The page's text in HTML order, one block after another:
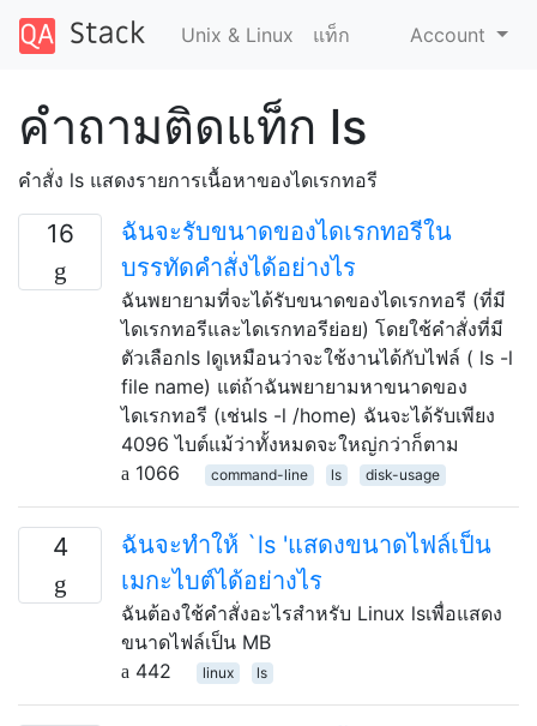
Unix & Linux แท็ก Account
คำถามติดแท็ก ls
คำสั่ง ls แสดงรายการเนื้อหาของไดเรกทอรี
16
ฉันจะรับขนาดของไดเรกทอรีใน
บรรทัดคำสั่งได้อย่างไร
ฉันพยายามที่จะได้รับขนาดของไดเรกทอรี (ที่มี
ไดเรกทอรีและไดเรกทอรีย่อย) โดยใช้คำสั่งที่มี
ตัวเลือกls lดูเหมือนว่าจะใช้งานได้กับไฟล์ ( ls -l
file name) แต่ถ้าฉันพยายามหาขนาดของ
ไดเรกทอรี (เช่นls -l /home) ฉันจะได้รับเพียง
4096 ไบต์แม้ว่าทั้งหมดจะใหญ่กว่าก็ตาม
1066
command-line ls disk-usage
4
ฉันจะทำให้ `ls 'แสดงขนาดไฟล์เป็น
เมกะไบต์ได้อย่างไร
ฉันต้องใช้คำสั่งอะไรสำหรับ Linux lsเพื่อแสดง
ขนาดไฟล์เป็น MB
442
linux ls